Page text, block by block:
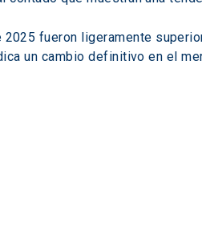
fueron ligeramente
un cambio definitivo en el